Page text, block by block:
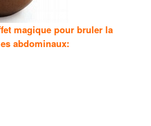
magique pour bruler la
abdominaux: